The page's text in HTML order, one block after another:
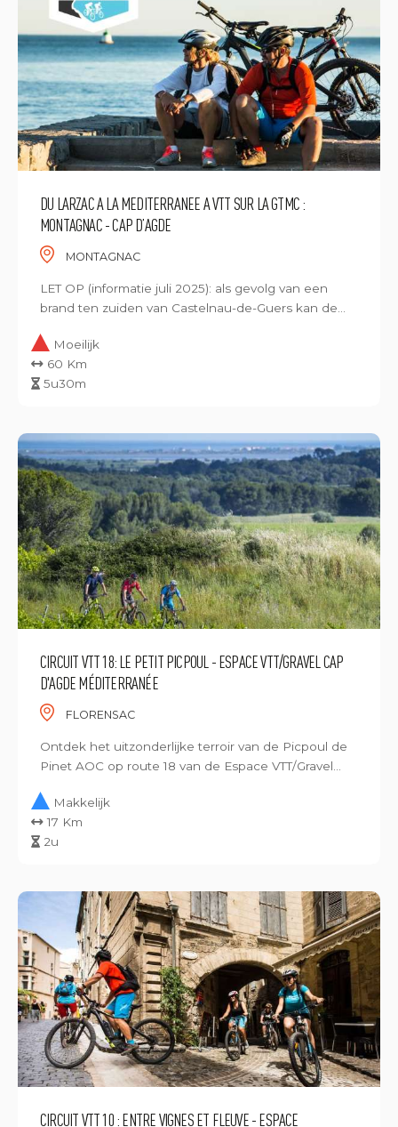
DU LARZAC A LA MEDITERRANEE A VTT SUR LA GTMC :
MONTAGNAC - CAP D’AGDE
MONTAGNAC
LET OP (informatie juli 2025): als gevolg van een
brand ten zuiden van Castelnau-de-Guers kan de...
Moeilijk
60 Km
5u30m
CIRCUIT VTT 18: LE PETIT PICPOUL - ESPACE VTT/GRAVEL CAP
D'AGDE MÉDITERRANÉE
FLORENSAC
Ontdek het uitzonderlijke terroir van de Picpoul de
Pinet AOC op route 18 van de Espace VTT/Gravel...
Makkelijk
17 Km
2u
CIRCUIT VTT 10 : ENTRE VIGNES ET FLEUVE - ESPACE